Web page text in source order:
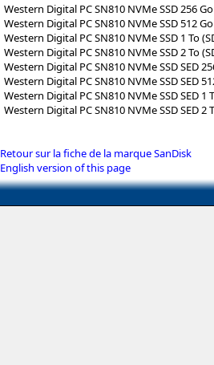
Western Digital PC SN810 NVMe SSD 256 Go
Western Digital PC SN810 NVMe SSD 512 Go
Western Digital PC SN810 NVMe SSD 1 To
Western Digital PC SN810 NVMe SSD 2 To
Western Digital PC SN810 NVMe SSD SED
Western Digital PC SN810 NVMe SSD SED
Western Digital PC SN810 NVMe SSD SED 1
Western Digital PC SN810 NVMe SSD SED 2
Retour sur la fiche de la marque SanDisk
English version of this page